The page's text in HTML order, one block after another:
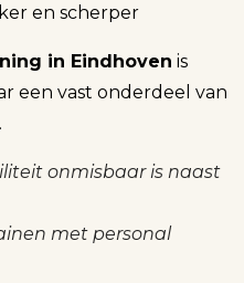
en scherper
in Eindhoven is
een vast onderdeel van
onmisbaar is naast
met personal